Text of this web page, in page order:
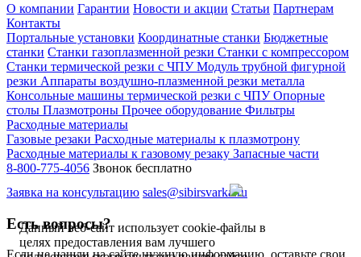
О компании Гарантии Новости и акции Статьи Партнерам
Контакты
Портальные установки Координатные станки Бюджетные
станки Станки газоплазменной резки Станки с компрессором
Станки термической резки с ЧПУМодуль трубной фигурной
резки Аппараты воздушно-плазменной резки металла
Консольные машины термической резки с ЧПУОпорные
столы Плазмотроны Прочее оборудование Фильтры
Расходные материалы
Газовые резаки Расходные материалы к плазмотрону
Расходные материалы к газовому резаку Запасные части
8-800-775-4056 Звонок бесплатно
Заявка на консультацию sales@sibirsvarka.ru
Есть вопросы?
Данный веб-сайт использует cookie-файлы в
целях предоставления вам лучшего